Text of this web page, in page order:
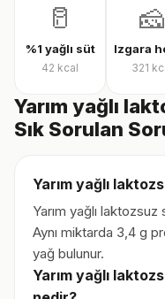
🥛
%1 yağlı süt
42 kcal
🧀
321
Yarım yağlı
Sık Sorulan
Yarım yağlı
Yarım yağlı
Aynı miktarda 3,4 g
yağ bulunur.
Yarım yağlı